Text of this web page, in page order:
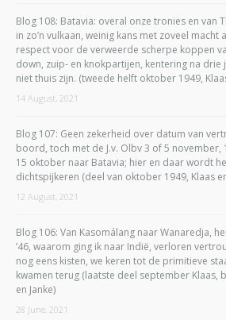
Blog 108: Batavia: overal onze tronies en van
in zo’n vulkaan, weinig kans met zoveel macht
respect voor de verweerde scherpe koppen
down, zuip- en knokpartijen, kentering na drie
niet thuis zijn. (tweede helft oktober 1949,
14 August, 2021
Blog 107: Geen zekerheid over datum van
boord, toch met de J.v. Olbv 3 of 5 november,
15 oktober naar Batavia; hier en daar wordt
dichtspijkeren (deel van oktober 1949, Klaas
12 August, 2021
Blog 106: Van Kasomálang naar Wanaredja,
’46, waarom ging ik naar Indië, verloren
nog eens kisten, we keren tot de primitieve
kwamen terug (laatste deel september Klaas,
en Janke)
28 June, 2021